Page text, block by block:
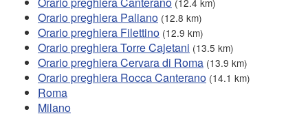
Orario preghiera Paliano (12.8 km)
Orario preghiera Filettino (12.9 km)
Orario preghiera Torre Cajetani (13.5 km)
Orario preghiera Cervara di Roma (13.9 km)
Orario preghiera Rocca Canterano (14.1 km)
Roma
Milano